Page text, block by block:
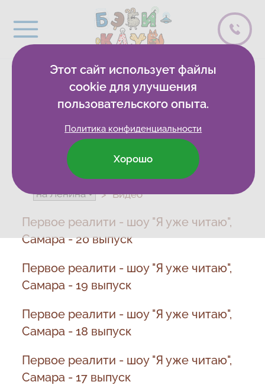
ВИДЕОБЛОГ
Бэби-клуб Развивающие клубы
Видео
Первое реалити - шоу "Я уже читаю",
Самара - 20 выпуск
Первое реалити - шоу "Я уже читаю",
Самара - 19 выпуск
Первое реалити - шоу "Я уже читаю",
Самара - 18 выпуск
Первое реалити - шоу "Я уже читаю",
Самара - 17 выпуск
Этот сайт использует файлы
cookie для улучшения
пользовательского опыта.
Политика конфиденциальности
Хорошо